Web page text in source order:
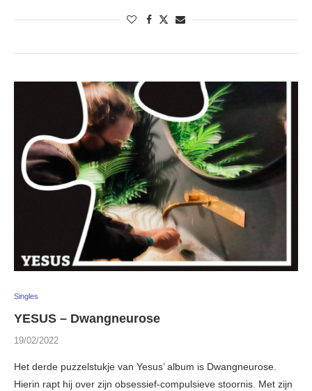
Singles
YESUS – Dwangneurose
19/02/2022
Het derde puzzelstukje van Yesus’ album is Dwangneurose.
Hierin rapt hij over zijn obsessief-compulsieve stoornis. Met zijn